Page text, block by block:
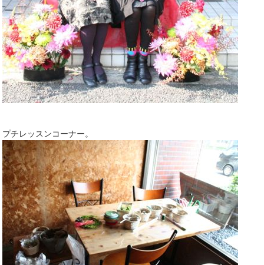
プチレッスンコーナー。